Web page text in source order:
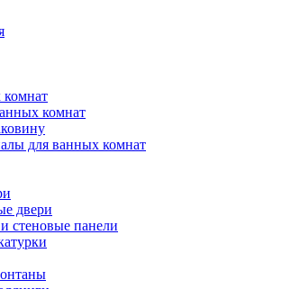
комнат
для ванных комнат
двери
стеновые панели